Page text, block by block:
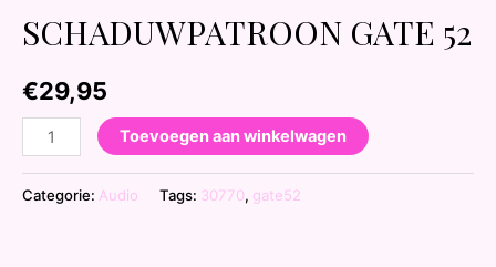
SCHADUWPATROON GATE 52
€29,95
Toevoegen aan winkelwagen
Categorie: Audio Tags: 30770, gate52